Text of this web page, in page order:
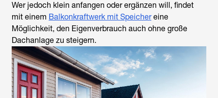
Wer jedoch klein anfangen oder ergänzen will, findet
mit einem Balkonkraftwerk mit Speichereine
Möglichkeit, den Eigenverbrauch auch ohne große
Dachanlage zu steigern.